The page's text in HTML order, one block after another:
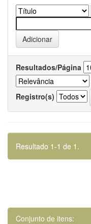
Resultados/Página
Registro(s)
Resultado 1-1 de 1.
Conjunto de itens: